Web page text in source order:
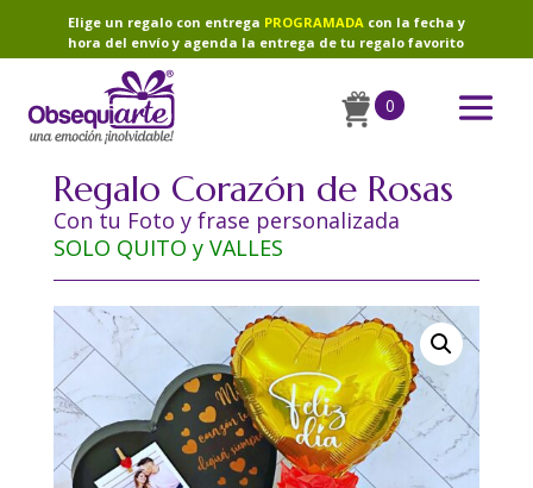
Elige un regalo con entrega PROGRAMADAcon la fecha y
hora del envío y agenda la entrega de tu regalo favorito
0
Regalo Corazón de Rosas
Con tu Foto y frase personalizada
SOLO QUITO y VALLES